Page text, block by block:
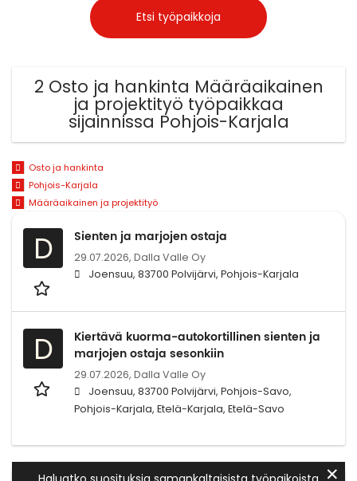
2 Osto ja hankinta Määräaikainen
ja projektityö työpaikkaa
sijainnissa Pohjois-Karjala
Osto ja hankinta
Pohjois-Karjala
Määräaikainen ja projektityö
D Sienten ja marjojen ostaja
29.07.2026, Dalla Valle Oy
Joensuu, 83700 Polvijärvi, Pohjois-Karjala
D
Kiertävä kuorma-autokortillinen sienten ja
marjojen ostaja sesonkiin
29.07.2026, Dalla Valle Oy
Joensuu, 83700 Polvijärvi, Pohjois-Savo,
Pohjois-Karjala, Etelä-Karjala, Etelä-Savo
✕